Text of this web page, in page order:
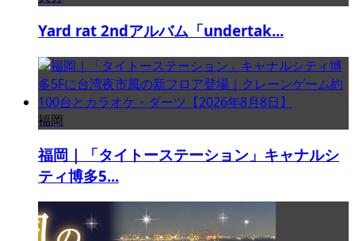
Yard rat 2ndアルバム「undertak...
福岡
福岡｜「タイトーステーション」キャナルシ
ティ博多5...